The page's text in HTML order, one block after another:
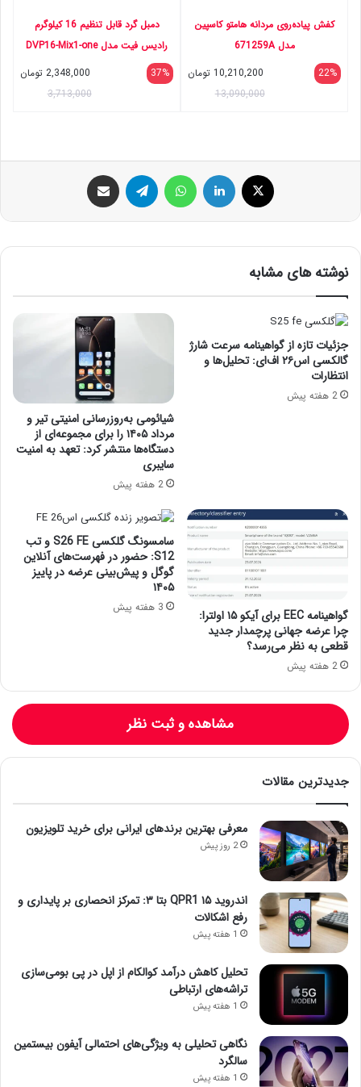
کفش پیاده‌روی مردانه هامتو کاسپین
مدل 671259A
22%
10,210,200 تومان
13,090,000
دمبل گرد قابل تنظیم 16 کیلوگرم
رادیس فیت مدل DVP16-Mix1-one
handle
37%
2,348,000 تومان
3,713,000
ایکس لینکداین تلگرام
نوشته های مشابه
جزئیات تازه از گواهینامه سرعت شارژ
گالکسی اس۲۶ اف‌ای: تحلیل‌ها و
انتظارات
2 هفته پیش
شیائومی به‌روزرسانی امنیتی تیر و
مرداد ۱۴۰۵ را برای مجموعه‌ای از
دستگاه‌ها منتشر کرد: تعهد به امنیت
سایبری
2 هفته پیش
گواهینامه EEC برای آیکو ۱۵ اولترا:
چرا عرضه جهانی پرچمدار جدید
قطعی به نظر می‌رسد؟
2 هفته پیش
سامسونگ گلکسی S26 FE و تب
S12: حضور در فهرست‌های آنلاین
گوگل و پیش‌بینی عرضه در پاییز
۱۴۰۵
3 هفته پیش
مشاهده و ثبت نظر
جدیدترین مقالات
معرفی بهترین برندهای ایرانی برای خرید تلویزیون
2 روز پیش
اندروید ۱۵ QPR1 بتا ۳: تمرکز انحصاری بر پایداری و
رفع اشکالات
1 هفته پیش
تحلیل کاهش درآمد کوالکام از اپل در پی بومی‌سازی
تراشه‌های ارتباطی
1 هفته پیش
نگاهی تحلیلی به ویژگی‌های احتمالی آیفون بیستمین
سالگرد
1 هفته پیش